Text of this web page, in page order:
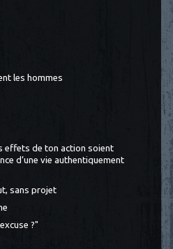
les hommes
effets de ton action soient
d’une vie authentiquement
sans projet
?"